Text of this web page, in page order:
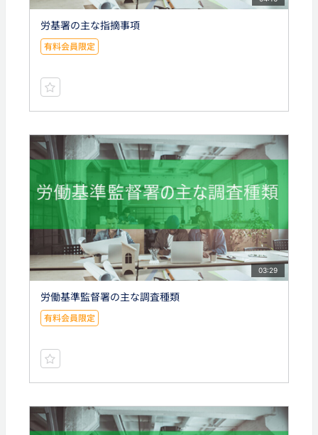
労基署の主な指摘事項
有料会員限定
03:29
労働基準監督署の主な調査種類
有料会員限定